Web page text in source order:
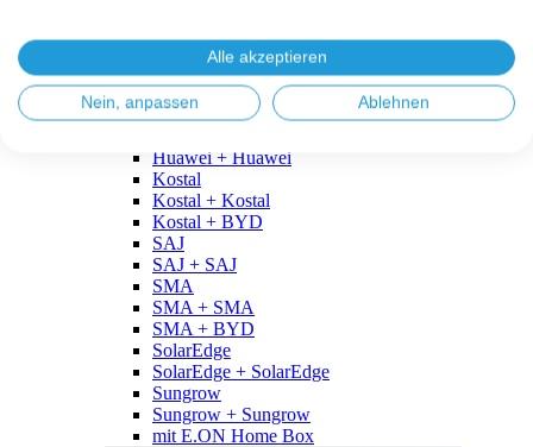
Fronius + BYD
GoodWe
GoodWe + GoodWe
GoodWe + BYD
Huawei + Huawei
Kostal
Kostal + Kostal
Kostal + BYD
SAJ
SAJ + SAJ
SMA
SMA + SMA
SMA + BYD
SolarEdge
SolarEdge + SolarEdge
Sungrow
Sungrow + Sungrow
mit E.ON Home Box
Alle akzeptieren
Nein, anpassen Ablehnen